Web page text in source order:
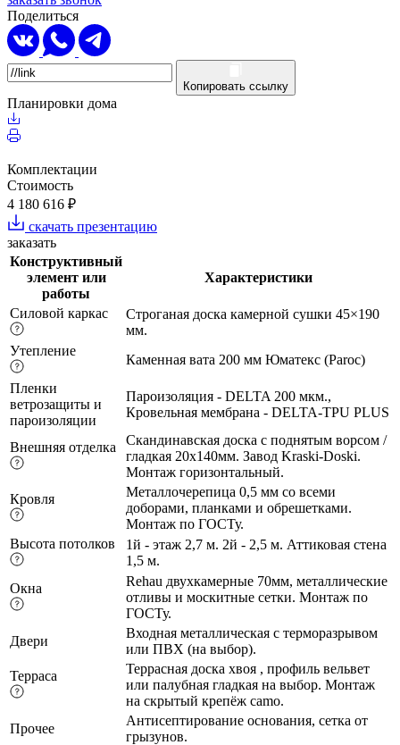
Поделиться
Копировать ссылку
Планировки дома
Комплектации
Стоимость
4 180 616 ₽
скачать презентацию
заказать
Конструктивный
элемент или
работы
Характеристики
Силовой каркас
Строганая доска камерной сушки 45×190
мм.
Утепление
Каменная вата 200 мм Юматекс (Paroc)
Пленки
ветрозащиты и
пароизоляции
Пароизоляция - DELTA 200 мкм.,
Кровельная мембрана - DELTA-TPU PLUS
Внешняя отделка
Скандинавская доска с поднятым ворсом /
гладкая 20х140мм. Завод Kraski-Doski.
Монтаж горизонтальный.
Кровля
Металлочерепица 0,5 мм со всеми
доборами, планками и обрешетками.
Монтаж по ГОСТу.
Высота потолков
1й - этаж 2,7 м. 2й - 2,5 м. Аттиковая стена
1,5 м.
Окна
Rehau двухкамерные 70мм, металлические
отливы и москитные сетки. Монтаж по
ГОСТу.
Двери
Входная металлическая с терморазрывом
или ПВХ (на выбор).
Терраса
Террасная доска хвоя , профиль вельвет
или палубная гладкая на выбор. Монтаж
на скрытый крепёж camo.
Прочее
Антисептирование основания, cетка от
грызунов.